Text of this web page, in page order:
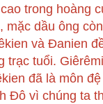
trong hoàng
mặc dầu ông
và Đanien
trạc tuổi.
đã là môn
Đô vì chúng ta